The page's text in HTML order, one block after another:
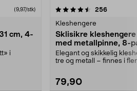
(9,97/stk)
cm, 4-
i
256
Kleshengere
Sklisikre
med metallpinne, 8-
Elegant og skikkelig
tre og metall – finnes i
79,90
4.5av 5 stjerner